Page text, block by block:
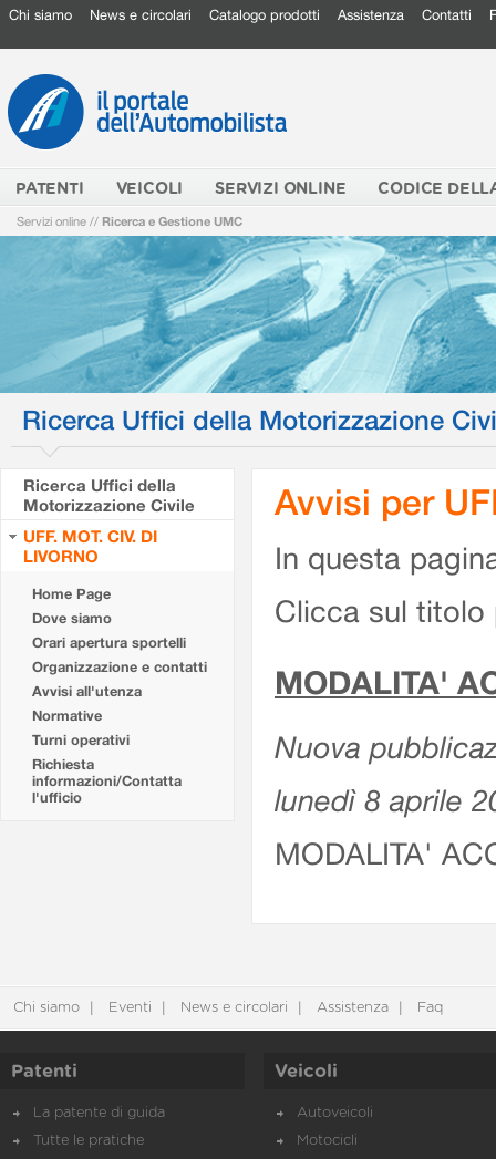
Chi siamo News e circolari Catalogo prodotti Assistenza Contatti
PATENTI VEICOLI SERVIZI ONLINE CODICE
Servizi online // Ricerca e Gestione UMC
Ricerca Uffici della Motorizzazione
Ricerca Uffici della
Motorizzazione Civile
UFF. MOT. CIV. DI
LIVORNO
Home Page
Dove siamo
Orari apertura sportelli
Organizzazione e contatti
Avvisi all'utenza
Normative
Turni operativi
Richiesta
informazioni/Contatta
l'ufficio
Avvisi per
In questa
Clicca sul titolo
MODALITA'
Nuova
lunedì 8 aprile
MODALITA'
Chi siamo Eventi News e circolari Assistenza Faq
Patenti
La patente di guida
Tutte le pratiche
Veicoli
Autoveicoli
Motocicli